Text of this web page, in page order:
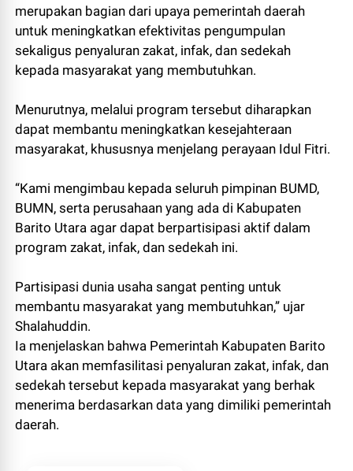
merupakan bagian dari upaya pemerintah daerah
untuk meningkatkan efektivitas pengumpulan
sekaligus penyaluran zakat, infak, dan sedekah
kepada masyarakat yang membutuhkan.
Menurutnya, melalui program tersebut diharapkan
dapat membantu meningkatkan kesejahteraan
masyarakat, khususnya menjelang perayaan Idul Fitri.
“Kami mengimbau kepada seluruh pimpinan BUMD,
BUMN, serta perusahaan yang ada di Kabupaten
Barito Utara agar dapat berpartisipasi aktif dalam
program zakat, infak, dan sedekah ini.
Partisipasi dunia usaha sangat penting untuk
membantu masyarakat yang membutuhkan,” ujar
Shalahuddin.
Ia menjelaskan bahwa Pemerintah Kabupaten Barito
Utara akan memfasilitasi penyaluran zakat, infak, dan
sedekah tersebut kepada masyarakat yang berhak
menerima berdasarkan data yang dimiliki pemerintah
daerah.